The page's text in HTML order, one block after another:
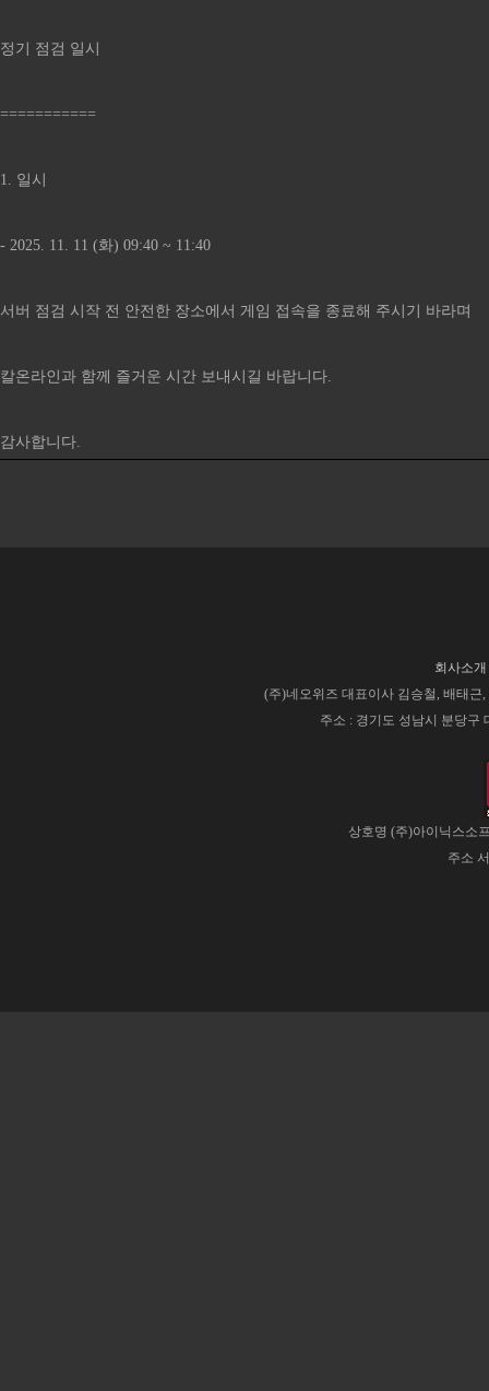
정기 점검 일시
===========
1. 일시
- 2025. 11. 11 (화) 09:40 ~ 11:40
서버 점검 시작 전 안전한 장소에서 게임 접속을 종료해 주시기 바라며
칼온라인과 함께 즐거운 시간 보내시길 바랍니다.
감사합니다.​​​​​​​​​​​​​​​​​​​​​​​​​​​​​​​​​​​​​​​​​​​​​​​​​​​​​​​​​​​​​​​​​​​​​​​​​​​​​​​​​​​​
회사소개
(주)네오위즈 대표이사 김승철, 배태근
주소 : 경기도 성남시 분당구
상호명 (주)아이닉스소
주소